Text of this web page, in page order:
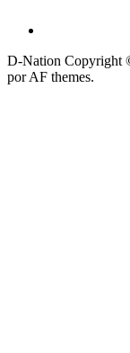
D-Nation Copyright
por AF themes.